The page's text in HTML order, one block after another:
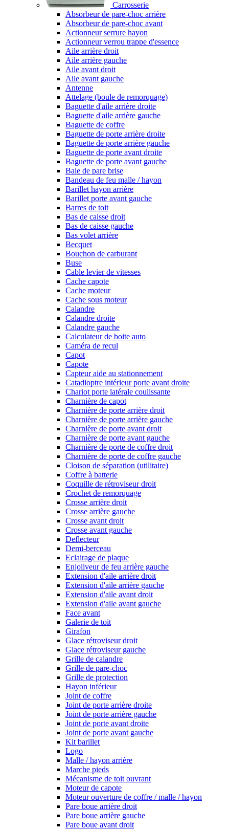
Carrosserie
Absorbeur de pare-choc arrière
Absorbeur de pare-choc avant
Actionneur serrure hayon
Actionneur verrou trappe d'essence
Aile arrière droit
Aile arrière gauche
Aile avant droit
Aile avant gauche
Antenne
Attelage (boule de remorquage)
Baguette d'aile arrière droite
Baguette d'aile arrière gauche
Baguette de coffre
Baguette de porte arrière droite
Baguette de porte arrière gauche
Baguette de porte avant droite
Baguette de porte avant gauche
Baie de pare brise
Bandeau de feu malle / hayon
Barillet hayon arrière
Barillet porte avant gauche
Barres de toit
Bas de caisse droit
Bas de caisse gauche
Bas volet arrière
Becquet
Bouchon de carburant
Buse
Cable levier de vitesses
Cache capote
Cache moteur
Cache sous moteur
Calandre
Calandre droite
Calandre gauche
Calculateur de boite auto
Caméra de recul
Capot
Capote
Capteur aide au stationnement
Catadioptre intérieur porte avant droite
Chariot porte latérale coulissante
Charnière de capot
Charnière de porte arrière droit
Charnière de porte arrière gauche
Charnière de porte avant droit
Charnière de porte avant gauche
Charnière de porte de coffre droit
Charnière de porte de coffre gauche
Cloison de séparation (utilitaire)
Coffre à batterie
Coquille de rétroviseur droit
Crochet de remorquage
Crosse arrière droit
Crosse arrière gauche
Crosse avant droit
Crosse avant gauche
Deflecteur
Demi-berceau
Eclairage de plaque
Enjoliveur de feu arrière gauche
Extension d'aile arrière droit
Extension d'aile arrière gauche
Extension d'aile avant droit
Extension d'aile avant gauche
Face avant
Galerie de toit
Girafon
Glace rétroviseur droit
Glace rétroviseur gauche
Grille de calandre
Grille de pare-choc
Grille de protection
Hayon inférieur
Joint de coffre
Joint de porte arrière droite
Joint de porte arrière gauche
Joint de porte avant droite
Joint de porte avant gauche
Kit barillet
Logo
Malle / hayon arrière
Marche pieds
Mécanisme de toit ouvrant
Moteur de capote
Moteur ouverture de coffre / malle / hayon
Pare boue arrière droit
Pare boue arrière gauche
Pare boue avant droit